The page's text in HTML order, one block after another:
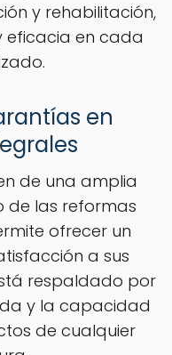
y rehabilitación,
en cada
en
de una amplia
de las reformas
ofrecer un
a sus
respaldado por
y la capacidad
de cualquier